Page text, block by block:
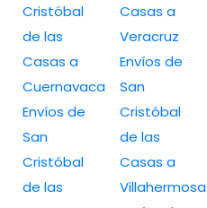
Cristóbal
de las
Casas a
Cuernavaca
Envíos de
San
Cristóbal
de las
Casas a
Veracruz
Envíos de
San
Cristóbal
de las
Casas a
Villahermosa